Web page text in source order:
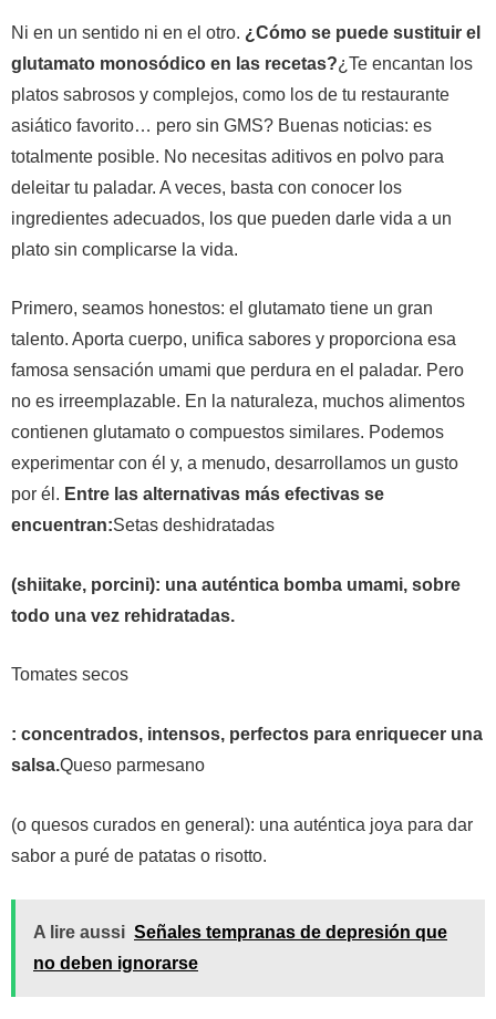
Ni en un sentido ni en el otro. ¿Cómo se puede sustituir el
glutamato monosódico en las recetas?¿Te encantan los
platos sabrosos y complejos, como los de tu restaurante
asiático favorito… pero sin GMS? Buenas noticias: es
totalmente posible. No necesitas aditivos en polvo para
deleitar tu paladar. A veces, basta con conocer los
ingredientes adecuados, los que pueden darle vida a un
plato sin complicarse la vida.
Primero, seamos honestos: el glutamato tiene un gran
talento. Aporta cuerpo, unifica sabores y proporciona esa
famosa sensación umami que perdura en el paladar. Pero
no es irreemplazable. En la naturaleza, muchos alimentos
contienen glutamato o compuestos similares. Podemos
experimentar con él y, a menudo, desarrollamos un gusto
por él. Entre las alternativas más efectivas se
encuentran:Setas deshidratadas
(shiitake, porcini): una auténtica bomba umami, sobre
todo una vez rehidratadas.
Tomates secos
: concentrados, intensos, perfectos para enriquecer una
salsa.Queso parmesano
(o quesos curados en general): una auténtica joya para dar
sabor a puré de patatas o risotto.
A lire aussi Señales tempranas de depresión que
no deben ignorarse